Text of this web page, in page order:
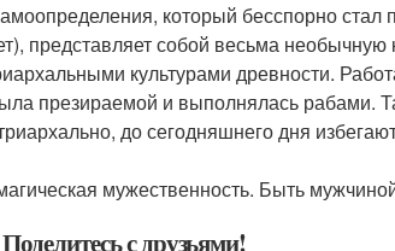
который бесспорно
представляет собой весьма
культурами древности.
презираемой и выполнялась рабами.
до сегодняшнего дня
мужественность. Быть
с друзьями!